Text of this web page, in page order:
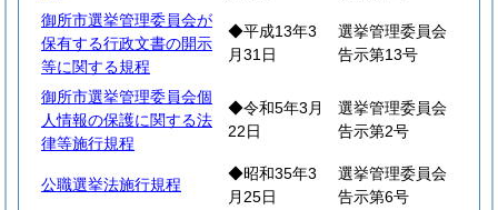
御所市選挙管理委員会が
保有する行政文書の開示
等に関する規程
◆平成13年3
月31日
選挙管理委員会
告示第13号
御所市選挙管理委員会個
人情報の保護に関する法
律等施行規程
◆令和5年3月
22日
選挙管理委員会
告示第2号
公職選挙法施行規程
◆昭和35年3
月25日
選挙管理委員会
告示第6号